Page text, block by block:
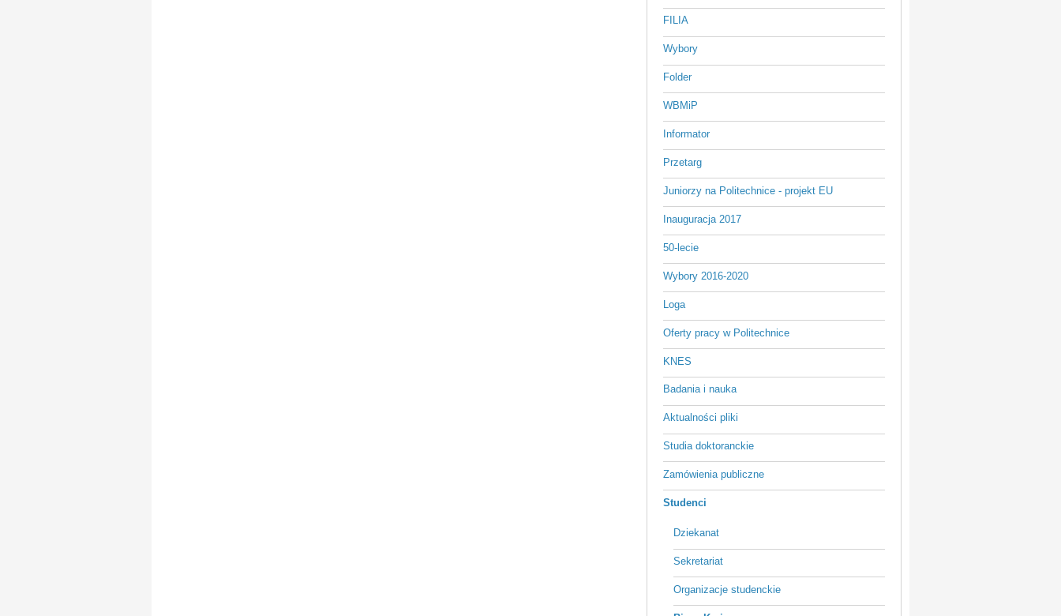
FILIA
Wybory
Folder
WBMiP
Informator
Przetarg
Juniorzy na Politechnice - projekt EU
Inauguracja 2017
50-lecie
Wybory 2016-2020
Loga
Oferty pracy w Politechnice
KNES
Badania i nauka
Aktualności pliki
Studia doktoranckie
Zamówienia publiczne
Studenci
Dziekanat
Sekretariat
Organizacje studenckie